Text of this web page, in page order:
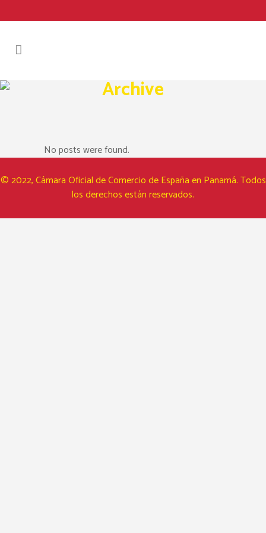
Archive
No posts were found.
© 2022, Cámara Oficial de Comercio de España en Panamá. Todos
los derechos están reservados.